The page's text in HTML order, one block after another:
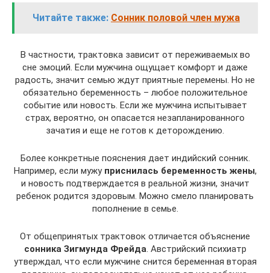
Читайте также: Сонник половой член мужа
В частности, трактовка зависит от переживаемых во
сне эмоций. Если мужчина ощущает комфорт и даже
радость, значит семью ждут приятные перемены. Но не
обязательно беременность – любое положительное
событие или новость. Если же мужчина испытывает
страх, вероятно, он опасается незапланированного
зачатия и еще не готов к деторождению.
Более конкретные пояснения дает индийский сонник.
Например, если мужу приснилась беременность жены,
и новость подтверждается в реальной жизни, значит
ребенок родится здоровым. Можно смело планировать
пополнение в семье.
От общепринятых трактовок отличается объяснение
сонника Зигмунда Фрейда. Австрийский психиатр
утверждал, что если мужчине снится беременная вторая